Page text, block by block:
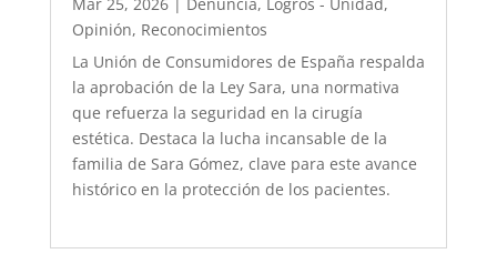
Opinión, Reconocimientos
La Unión de Consumidores de España respalda
la aprobación de la Ley Sara, una normativa
que refuerza la seguridad en la cirugía
estética. Destaca la lucha incansable de la
familia de Sara Gómez, clave para este avance
histórico en la protección de los pacientes.